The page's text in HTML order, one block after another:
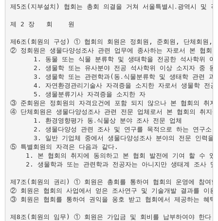
제5조(지부설치) 협회는 총회 의결을 거쳐 서울특별시․광역시 및
제 2 장   회    원
제6조(회원의 구성) ① 협회의 회원은 정회원, 준회원, 단체회원,
② 정회원은 생물다양성조사 관련 업무에 종사하는 자로서 본 협
1. 동물 또는 식물 분류학 및 생태학을 전공한 석사학위 이
2. 생물학 또는 유사분야 전공 석사학위 이상 소지자 중
3. 생물학 또는 관련학과(동․식물분류학 및 생태학 관련
4. 자연환경관리기술사 자격증을 소지한 자로서 생물학 전공
      5. 생물분류기사 자격증을 소지한 자
③ 준회원은 정회원의 자격요건에 포함 되지 않으나 본 협회의 취
④ 단체회원은 생물다양성조사 관련 전문 업체로서 본 협회의 취
      1. 환경영향평가 동․식물상 분야 조사 전문 업체
      2. 생물다양성 관련 조사 및 연구를 목적으로 하는 연구소
3. 일반 기업체 중에서 생물다양성조사 분야의 전문 인력을
⑤ 특별회원의 자격은 다음과 같다.
1. 본 협회의 취지에 동의하고 본 협회 발전에 기여 할 수
2. 생물학과 또는 관련학과 전공자는 아니지만 생태계 조사
제7조(회원의 권리) ① 회원은 총회를 통하여 협회의 운영에 참여
② 회원은 협회의 사업에서 얻은 조사연구 및 기술개발 결과를 이
③ 회원은 협회를 통하여 권익을 옹호 받고 협회에서 제공하는 혜
제8조(회원의 임무) ① 회원은 가입금 및 회비를 납부하여야 한다.